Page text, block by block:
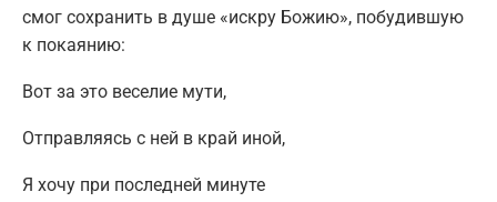
смог сохранить в душе «искру Божию», побудившую
к покаянию:
Вот за это веселие мути,
Отправляясь с ней в край иной,
Я хочу при последней минуте